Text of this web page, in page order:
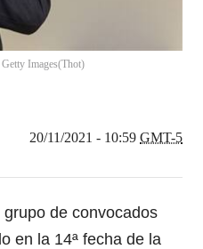
Images(Thot)
20/11/2021 - 10:59 GMT-5
de convocados
en la 14ª fecha de la